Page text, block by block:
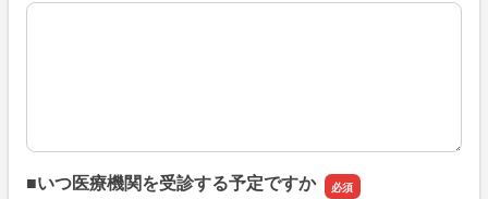
※具体的に、どのような情報を探していましたか
■いつ医療機関を受診する予定ですか